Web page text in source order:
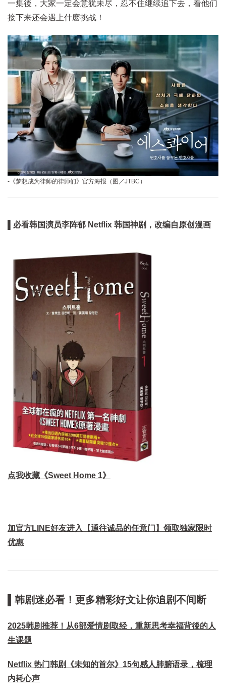
一集後，大家一定会意犹未尽，忍不住继续追下去，看他们
接下来还会遇上什麽挑战！
-《梦想成为律师的律师们》官方海报（图／JTBC）
▌必看韩国演员李阵郁 Netflix 韩国神剧，改编自原创漫画
点我收藏《Sweet Home 1》
加官方LINE好友进入【通往诚品的任意门】领取独家限时
优惠
▌韩剧迷必看！更多精彩好文让你追剧不间断
2025韩剧推荐！从6部爱情剧取经，重新思考幸福背後的人
生课题
Netflix 热门韩剧《未知的首尔》15句感人肺腑语录，梳理
内耗心声